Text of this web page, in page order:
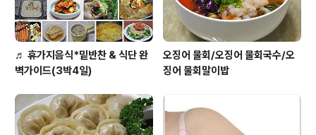
♬ 휴가지음식*밑반찬 & 식단 완
벽가이드(3박4일)
오징어 물회/오징어 물회국수/오
징어 물회말이밥